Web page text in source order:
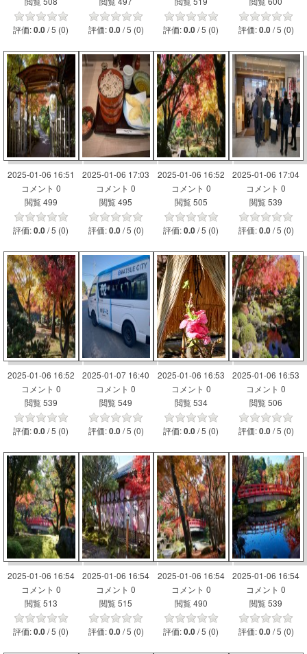
評価:0.0 / 5 (0) 評価:0.0 / 5 (0) 評価:0.0 / 5 (0) 評価:0.0 / 5 (0)
2025-01-06 16:51
コメント 0
閲覧 499
評価:0.0 / 5 (0)
2025-01-06 17:03
コメント 0
閲覧 495
評価:0.0 / 5 (0)
2025-01-06 16:52
コメント 0
閲覧 505
評価:0.0 / 5 (0)
2025-01-06 17:04
コメント 0
閲覧 539
評価:0.0 / 5 (0)
2025-01-06 16:52
コメント 0
閲覧 539
評価:0.0 / 5 (0)
2025-01-07 16:40
コメント 0
閲覧 549
評価:0.0 / 5 (0)
2025-01-06 16:53
コメント 0
閲覧 534
評価:0.0 / 5 (0)
2025-01-06 16:53
コメント 0
閲覧 506
評価:0.0 / 5 (0)
2025-01-06 16:54
コメント 0
閲覧 513
評価:0.0 / 5 (0)
2025-01-06 16:54
コメント 0
閲覧 515
評価:0.0 / 5 (0)
2025-01-06 16:54
コメント 0
閲覧 490
評価:0.0 / 5 (0)
2025-01-06 16:54
コメント 0
閲覧 539
評価:0.0 / 5 (0)